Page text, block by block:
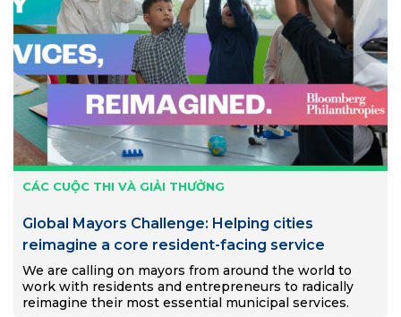
CÁC CUỘC THI VÀ GIẢI THƯỞNG
Global Mayors Challenge: Helping cities
reimagine a core resident-facing service
We are calling on mayors from around the world to
work with residents and entrepreneurs to radically
reimagine their most essential municipal services.